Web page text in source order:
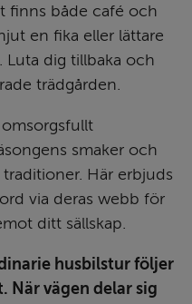
finns både café och
en fika eller lättare
Länk till annan webbplats.
. Luta dig tillbaka och
trädgården.
webbplats.
smaker och
Här erbjuds
via deras webb för
ditt sällskap.
husbilstur följer
När vägen delar sig